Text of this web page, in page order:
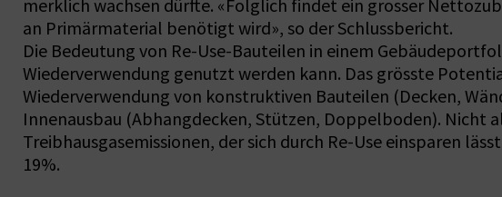
merklich wachsen dürfte. «Folglich findet ein grosser
an Primärmaterial benötigt wird», so der Schlussbericht.
Die Bedeutung von Re-Use-Bauteilen in einem
Wiederverwendung genutzt werden kann. Das grösste
Wiederverwendung von konstruktiven Bauteilen (Decken,
Innenausbau (Abhangdecken, Stützen, Doppelboden). Nicht
Treibhausgasemissionen, der sich durch Re-Use einsparen
19%.